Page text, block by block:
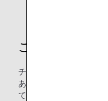
便での使用は以前
ご使用いただけ
チャイルドシートは、
あります。固定できな
ても機内でご使用いた